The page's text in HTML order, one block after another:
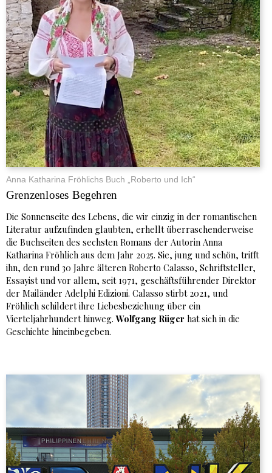
Anna Katharina Fröhlichs Buch „Roberto und Ich“
Grenzenloses Begehren
Die Sonnenseite des Lebens, die wir einzig in der romantischen
Literatur aufzufinden glaubten, erhellt überraschenderweise
die Buchseiten des sechsten Romans der Autorin Anna
Katharina Fröhlich aus dem Jahr 2025. Sie, jung und schön, trifft
ihn, den rund 30 Jahre älteren Roberto Calasso, Schriftsteller,
Essayist und vor allem, seit 1971, geschäftsführender Direktor
der Mailänder Adelphi Edizioni. Calasso stirbt 2021, und
Fröhlich schildert ihre Liebesbeziehung über ein
Vierteljahrhundert hinweg.Wolfgang Rüger hat sich in die
Geschichte hineinbegeben.